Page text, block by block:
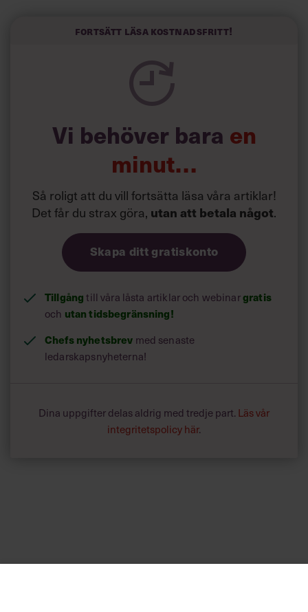
Forskarna tror sig dessutom kunna uttyda att en längre
försök att förändra livsstilsvanor.
Fortsätt läsa kostnadsfritt!
Vi behöver bara en
minut…
Så roligt att du vill fortsätta läsa våra artiklar!
Det får du strax göra, utan att betala något.
Skapa ditt gratiskonto
Tillgång till våra låsta artiklar och webinargratis
och utan tidsbegränsning!
Chefs nyhetsbrev med senaste
ledarskapsnyheterna!
Dina uppgifter delas aldrig med tredje part. Läs vår
integritetspolicy här.